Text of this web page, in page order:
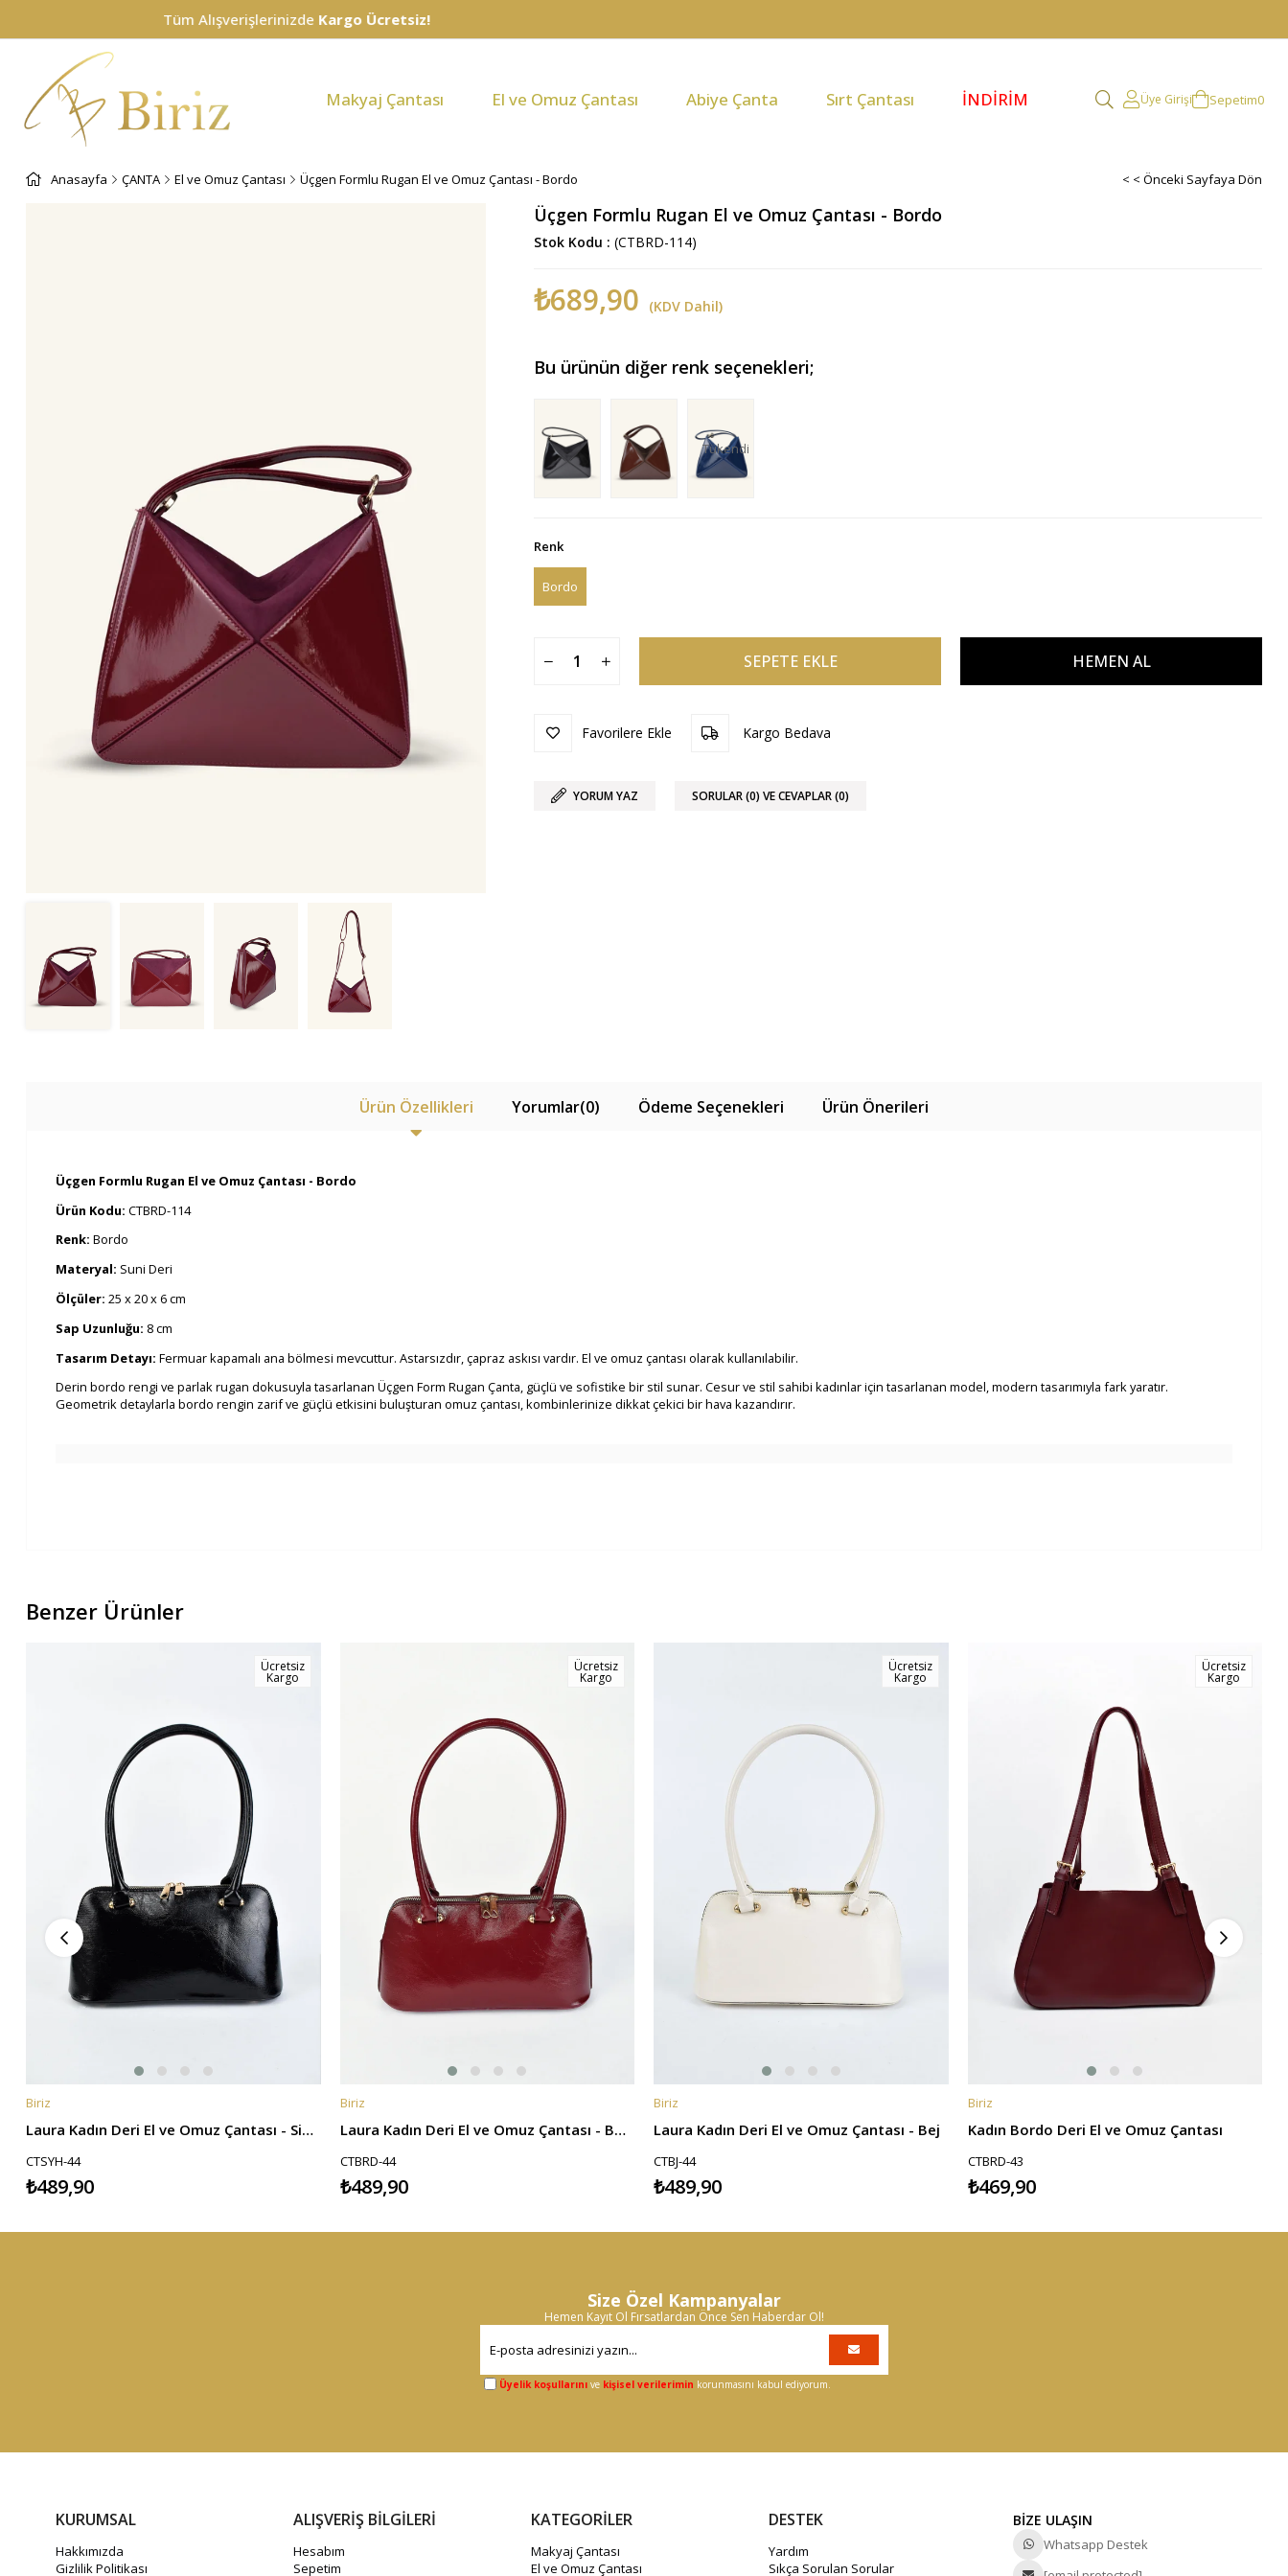
Makyaj Çantası El ve Omuz Çantası Abiye Çanta Sırt Çantası İNDİRİM Üye Girişi Sepetim0
Anasayfa ÇANTA El ve Omuz Çantası Üçgen Formlu Rugan El ve Omuz Çantası - Bordo < < Önceki Sayfaya Dön
Üçgen Formlu Rugan El ve Omuz Çantası - Bordo
Stok Kodu (CTBRD-114)
₺689,90 (KDV Dahil)
Bu ürünün diğer renk seçenekleri;
Tükendi
Renk
Bordo
Favorilere Ekle Kargo Bedava
YORUM YAZ SORULAR (0) VE CEVAPLAR (0)
Ürün Özellikleri Yorumlar(0) Ödeme Seçenekleri Ürün Önerileri
Üçgen Formlu Rugan El ve Omuz Çantası - Bordo
Ürün Kodu: CTBRD-114
Renk: Bordo
Materyal: Suni Deri
Ölçüler: 25 x 20 x 6 cm
Sap Uzunluğu: 8 cm
Tasarım Detayı: Fermuar kapamalı ana bölmesi mevcuttur. Astarsızdır, çapraz askısı vardır. El ve omuz çantası olarak kullanılabilir.
Derin bordo rengi ve parlak rugan dokusuyla tasarlanan Üçgen Form Rugan Çanta, güçlü ve sofistike bir stil sunar. Cesur ve stil sahibi kadınlar için tasarlanan model, modern tasarımıyla fark yaratır.
Geometrik detaylarla bordo rengin zarif ve güçlü etkisini buluşturan omuz çantası, kombinlerinize dikkat çekici bir hava kazandırır.
Benzer Ürünler
SEPETE EKLE
Ücretsiz
Kargo
Biriz
Laura Kadın Deri El ve Omuz Çantası - Siyah
CTSYH-44
₺489,90
SEPETE EKLE
Ücretsiz
Kargo
Biriz
Laura Kadın Deri El ve Omuz Çantası - Bordo
CTBRD-44
₺489,90
SEPETE EKLE
Ücretsiz
Kargo
Biriz
Laura Kadın Deri El ve Omuz Çantası - Bej
CTBJ-44
₺489,90
SEPETE EKLE
Ücretsiz
Kargo
Biriz
Kadın Bordo Deri El ve Omuz Çantası
CTBRD-43
₺469,90
Size Özel Kampanyalar
Hemen Kayıt Ol Fırsatlardan Önce Sen Haberdar Ol!
Üyelik koşullarınıve kişisel verilerimin korunmasını kabul ediyorum.
KURUMSAL
Hakkımızda
Gizlilik Politikası
ALIŞVERİŞ BİLGİLERİ
Hesabım
Sepetim
KATEGORİLER
Makyaj Çantası
El ve Omuz Çantası
DESTEK
Yardım
Sıkça Sorulan Sorular
BİZE ULAŞIN
Whatsapp Destek
Tüm AlışverişlerinizdeKargo Ücretsiz!